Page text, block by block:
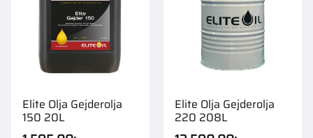
Elite Olja Gejderolja
150 20L
Elite Olja Gejderolja
220 208L